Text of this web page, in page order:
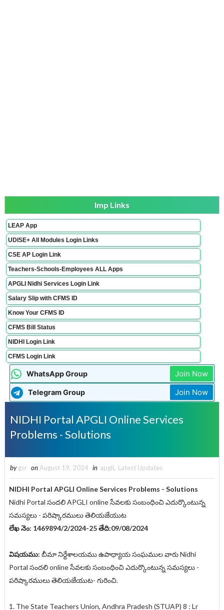
Imp Links
LEAP App
UDISE+ All Modules Login Links
CSE AP Login Link
Teachers-Schools-Employees ALL Apps
APGLI Nidhi Services Login Link
Salary Slip with CFMS ID
Know Your CFMS ID
CFMS Bill Status
NIDHI Login Link
CFMS Login Link
WhatsApp Group Join Now
Telegram Group Join Now
NIDHI Portal APGLI Online Services
Problems - Solutions
by gsr on August 19, 2024 in apgli, Latest Updates
NIDHI Portal APGLI Online Services Problems - Solutions
Nidhi Portal సందలి APGLI online సేవలకు సంబంధించి ఎదుర్కొంటున్న
సమస్యలు - పరిష్కారములు తెలియజేయుట
లేఖ నెం: 1469894/2/2024-25 తేది:09/08/2024
విషయము: బీమా నిర్దేశాలయము ఉపాధ్యాయ సంఘముల వారు Nidhi
Portal సందలి online సేవలకు సంబంధించి ఎదుర్కొంటున్న సమస్యలు -
పరిష్కారములు తెలియజేయుట- గురించి.
1. The State Teachers Union, Andhra Pradesh (STUAP) 8 : Lr